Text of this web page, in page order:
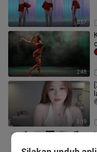
0:57
2:48
3:19